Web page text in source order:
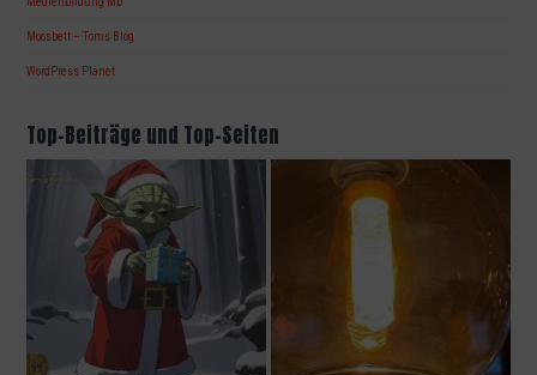
Moosbett – Toms Blog
WordPress Planet
Top-Beiträge und Top-Seiten